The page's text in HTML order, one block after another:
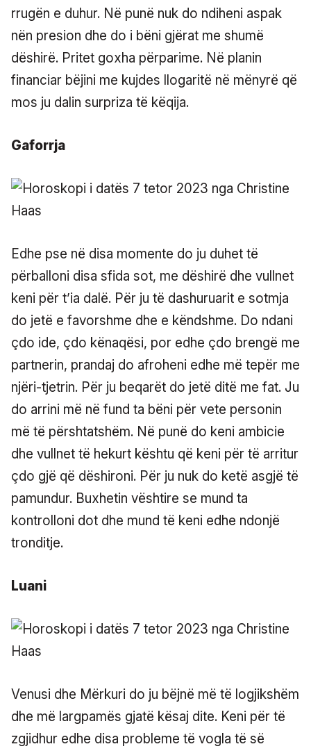
rrugën e duhur. Në punë nuk do ndiheni aspak
nën presion dhe do i bëni gjërat me shumë
dëshirë. Pritet goxha përparime. Në planin
financiar bëjini me kujdes llogaritë në mënyrë që
mos ju dalin surpriza të këqija.
Gaforrja
Edhe pse në disa momente do ju duhet të
përballoni disa sfida sot, me dëshirë dhe vullnet
keni për t’ia dalë. Për ju të dashuruarit e sotmja
do jetë e favorshme dhe e këndshme. Do ndani
çdo ide, çdo kënaqësi, por edhe çdo brengë me
partnerin, prandaj do afroheni edhe më tepër me
njëri-tjetrin. Për ju beqarët do jetë ditë me fat. Ju
do arrini më në fund ta bëni për vete personin
më të përshtatshëm. Në punë do keni ambicie
dhe vullnet të hekurt kështu që keni për të arritur
çdo gjë që dëshironi. Për ju nuk do ketë asgjë të
pamundur. Buxhetin vështire se mund ta
kontrolloni dot dhe mund të keni edhe ndonjë
tronditje.
Luani
Venusi dhe Mërkuri do ju bëjnë më të logjikshëm
dhe më largpamës gjatë kësaj dite. Keni për të
zgjidhur edhe disa probleme të vogla të së